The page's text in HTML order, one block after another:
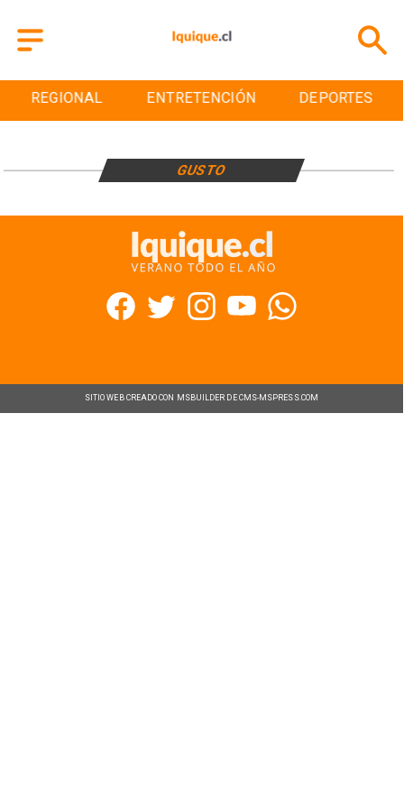
REGIONAL ENTRETENCIÓN DEPORTES
GUSTO
SITIO WEB CREADO CON MSBUILDER DE CMS-MSPRESS.COM